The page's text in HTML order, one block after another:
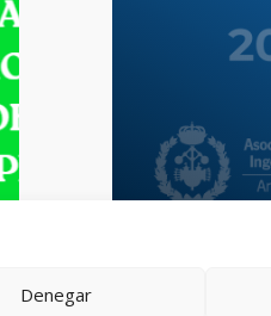
Denegar